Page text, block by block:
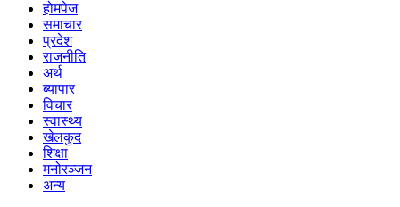
होमपेज
समाचार
प्रदेश
राजनीति
अर्थ
ब्यापार
विचार
स्वास्थ्य
खेलकुद
शिक्षा
मनोरञ्जन
अन्य